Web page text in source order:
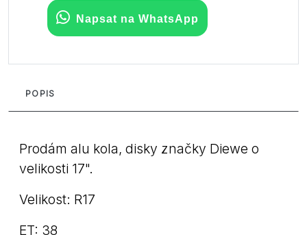
Napsat na WhatsApp
POPIS
Prodám alu kola, disky značky Diewe o
velikosti 17".
Velikost: R17
ET: 38